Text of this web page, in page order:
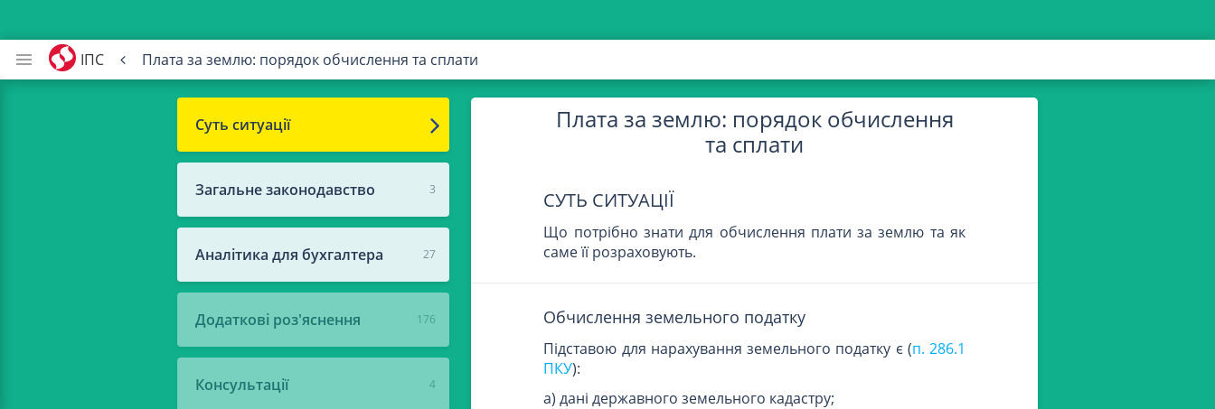
ІПС Плата за землю: порядок обчислення та сплати
Суть ситуації
3
Загальне законодавство
27
Аналітика для бухгалтера
176
Додаткові роз'яснення
4
Консультації
Плата за землю: порядок обчислення
та сплати
СУТЬ СИТУАЦІЇ
Що потрібно знати для обчислення плати за землю та як
саме її розраховують.
Обчислення земельного податку
Підставою для нарахування земельного податку є (п. 286.1
ПКУ):
а) дані державного земельного кадастру;